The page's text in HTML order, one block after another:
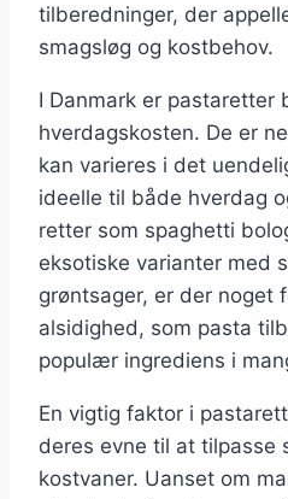
tilberedninger, der
smagsløg og kostbehov.
I Danmark er pastaretter
hverdagskosten. De er
kan varieres i det
ideelle til både hverdag
retter som spaghetti
eksotiske varianter med
grøntsager, er der noget
alsidighed, som pasta
populær ingrediens i
En vigtig faktor i
deres evne til at tilpasse
kostvaner. Uanset om